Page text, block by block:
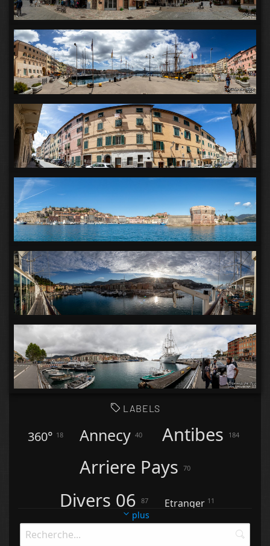
LABELS
360° 18 Annecy 40 Antibes 184
Arriere Pays 70
Divers 06 87 Etranger 11
Galan (65) 8 Golfe Juan 5 Homeview 4
plus